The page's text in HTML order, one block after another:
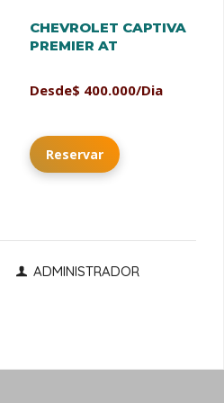
CHEVROLET CAPTIVA
PREMIER AT
Desde$ 400.000/Dia
Reservar
ADMINISTRADOR